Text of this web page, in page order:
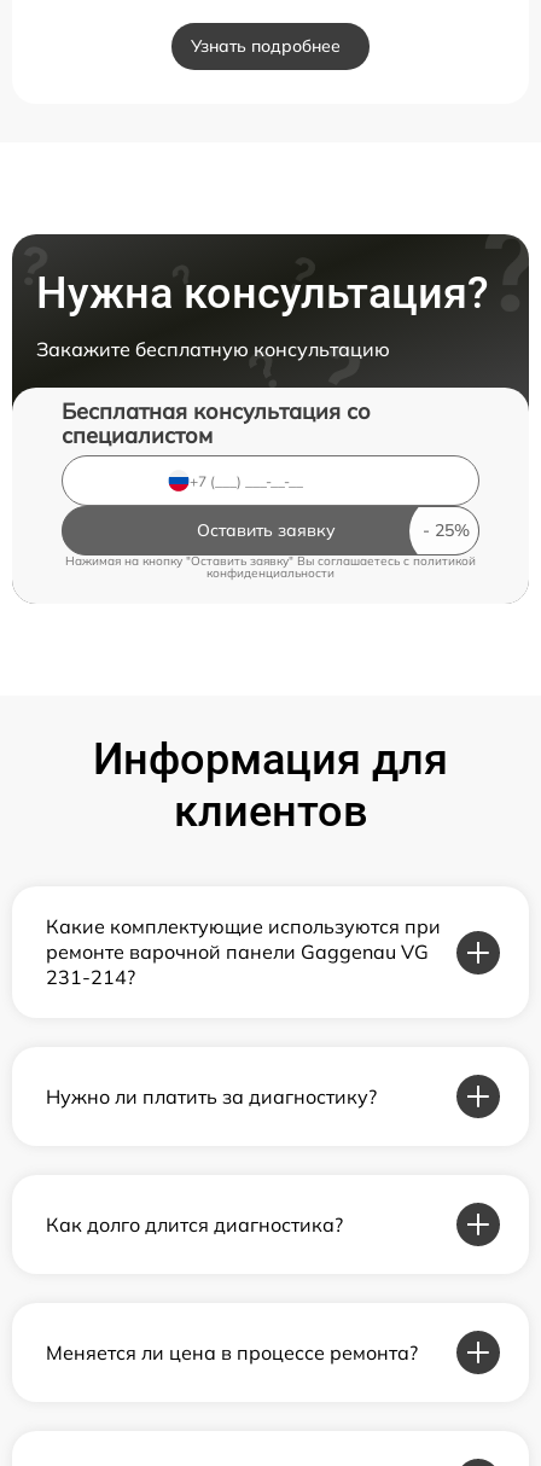
Узнать подробнее
Нужна консультация?
Закажите бесплатную консультацию
Бесплатная консультация со
специалистом
Оставить заявку
Нажимая на кнопку "Оставить заявку" Вы соглашаетесь c политикой
конфиденциальности
Информация для
клиентов
Какие комплектующие используются при
ремонте варочной панели Gaggenau VG
231-214?
Нужно ли платить за диагностику?
Как долго длится диагностика?
Меняется ли цена в процессе ремонта?